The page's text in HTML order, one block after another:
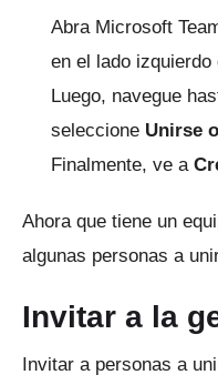
Abra Microsoft
en el lado izquierdo
Luego, navegue
seleccione Unirse
Finalmente, ve a
Ahora que tiene un
algunas personas a
Invitar a la
Invitar a personas a